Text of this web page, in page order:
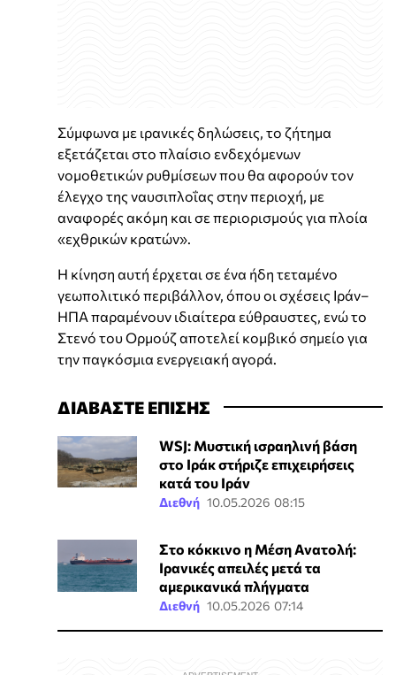
Σύμφωνα με ιρανικές δηλώσεις, το ζήτημα
εξετάζεται στο πλαίσιο ενδεχόμενων
νομοθετικών ρυθμίσεων που θα αφορούν τον
έλεγχο της ναυσιπλοΐας στην περιοχή, με
αναφορές ακόμη και σε περιορισμούς για πλοία
«εχθρικών κρατών».
Η κίνηση αυτή έρχεται σε ένα ήδη τεταμένο
γεωπολιτικό περιβάλλον, όπου οι σχέσεις Ιράν–
ΗΠΑ παραμένουν ιδιαίτερα εύθραυστες, ενώ το
Στενό του Ορμούζ αποτελεί κομβικό σημείο για
την παγκόσμια ενεργειακή αγορά.
ΔΙΑΒΑΣΤΕ ΕΠΙΣΗΣ
WSJ: Μυστική ισραηλινή βάση
στο Ιράκ στήριζε επιχειρήσεις
κατά του Ιράν
Διεθνή 10.05.2026 08:15
Στο κόκκινο η Μέση Ανατολή:
Ιρανικές απειλές μετά τα
αμερικανικά πλήγματα
Διεθνή 10.05.2026 07:14